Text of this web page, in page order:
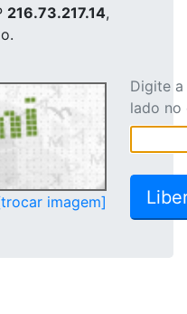
216.73.217.14,
imagem]
Digite
lado no